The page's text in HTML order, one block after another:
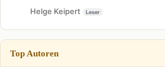
Helge Keipert Leser
Top Autoren